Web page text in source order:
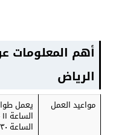
أهم المعلومات
الرياض
مواعيد العمل
الساعة ٤.٣٠ عصرًا، وينتهي في الساعة ١١ مساءً.